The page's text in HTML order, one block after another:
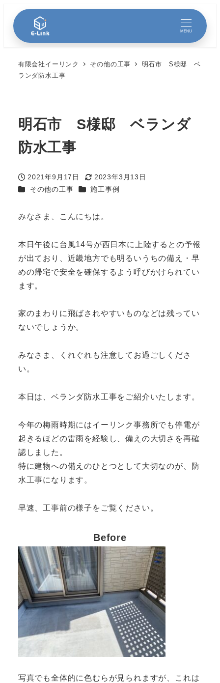
MENU
有限会社イーリンク その他の工事
明石市 S様邸 ベ
ランダ防水工事
明石市 S様邸 ベランダ
防水工事
投稿日
2021年9月17日
更新日
2023年3月13日
カテゴリー
その他の工事 カテゴリー
施工事例
みなさま、こんにちは。
本日午後に台風14号が西日本に上陸するとの予報
が出ており、近畿地方でも明るいうちの備え・早
めの帰宅で安全を確保するよう呼びかけられてい
ます。
家のまわりに飛ばされやすいものなどは残ってい
ないでしょうか。
みなさま、くれぐれも注意してお過ごしくださ
い。
本日は、ベランダ防水工事をご紹介いたします。
今年の梅雨時期にはイーリンク事務所でも停電が
起きるほどの雷雨を経験し、備えの大切さを再確
認しました。
特に建物への備えのひとつとして大切なのが、防
水工事になります。
早速、工事前の様子をご覧ください。
Before
写真でも全体的に色むらが見られますが、これは